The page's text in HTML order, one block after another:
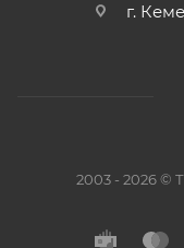
г.
2003 - 2026 ©